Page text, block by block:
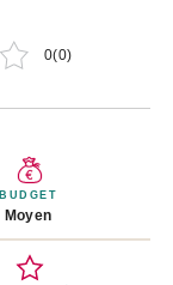
0(0)
BUDGET
Moyen